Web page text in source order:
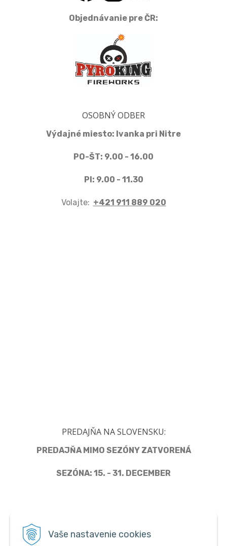
Vaše nastavenie cookies
Objednávanie pre ČR:
OSOBNÝ ODBER
Výdajné miesto: Ivanka pri Nitre
PO-ŠT: 9.00 - 16.00
PI: 9.00 - 11.30
Volajte: +421 911 889 020
PREDAJŇA NA SLOVENSKU:
PREDAJŇA MIMO SEZÓNY ZATVORENÁ
SEZÓNA: 15. - 31. DECEMBER